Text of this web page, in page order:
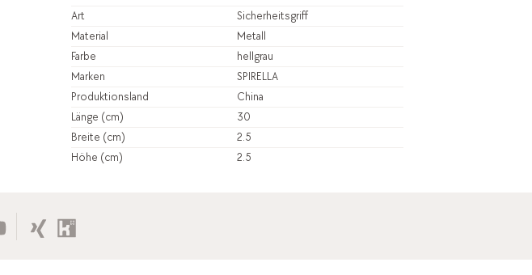
Art
Sicherheitsgriff
Material
Metall
Farbe
hellgrau
Marken
SPIRELLA
Produktionsland
China
Länge (cm)
30
Breite (cm)
2.5
Höhe (cm)
2.5